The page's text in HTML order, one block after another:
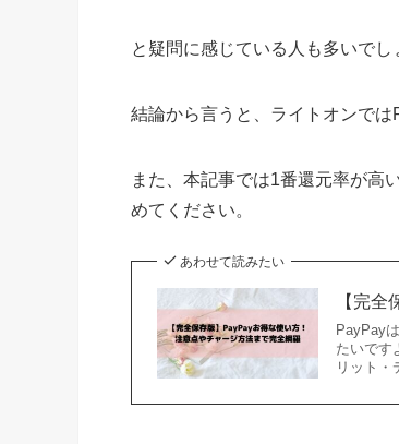
と疑問に感じている人も多いでし
結論から言うと、ライトオンでは
また、本記事では1番還元率が高
めてください。
あわせて読みたい
【完
PayPay
たいです
リット・